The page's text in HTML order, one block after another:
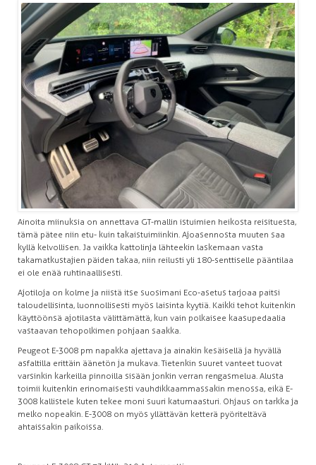
Ainoita miinuksia on annettava GT-mallin istuimien heikosta reisituesta,
tämä pätee niin etu- kuin takaistuimiinkin. Ajoasennosta muuten saa
kyllä kelvollisen. Ja vaikka kattolinja lähteekin laskemaan vasta
takamatkustajien päiden takaa, niin reilusti yli 180-senttiselle pääntilaa
ei ole enää ruhtinaallisesti.
Ajotiloja on kolme ja niistä itse suosimani Eco-asetus tarjoaa paitsi
taloudellisinta, luonnollisesti myös laisinta kyytiä. Kaikki tehot kuitenkin
käyttöönsä ajotilasta välittämättä, kun vain polkaisee kaasupedaalia
vastaavan tehopolkimen pohjaan saakka.
Peugeot E-3008 pm napakka ajettava ja ainakin kesäisellä ja hyvällä
asfaltilla erittäin äänetön ja mukava. Tietenkin suuret vanteet tuovat
varsinkin karkeilla pinnoilla sisään jonkin verran rengasmelua. Alusta
toimii kuitenkin erinomaisesti vauhdikkaammassakin menossa, eikä E-
3008 kallistele kuten tekee moni suuri katumaasturi. Ohjaus on tarkka ja
melko nopeakin. E-3008 on myös yllättävän ketterä pyöriteltävä
ahtaissakin paikoissa.